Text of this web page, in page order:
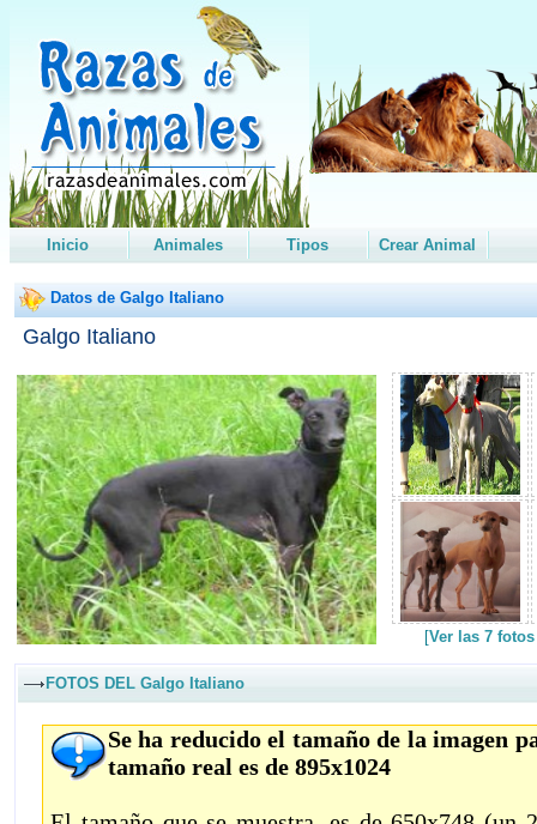
Inicio Animales Tipos Crear Animal
Datos de Galgo Italiano
Galgo Italiano
[Ver las 7
FOTOS DEL Galgo Italiano
Se ha reducido el tamaño de la imagen
tamaño real es de 895x1024